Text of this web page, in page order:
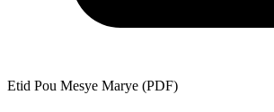
Etid Pou Mesye Marye (PDF)